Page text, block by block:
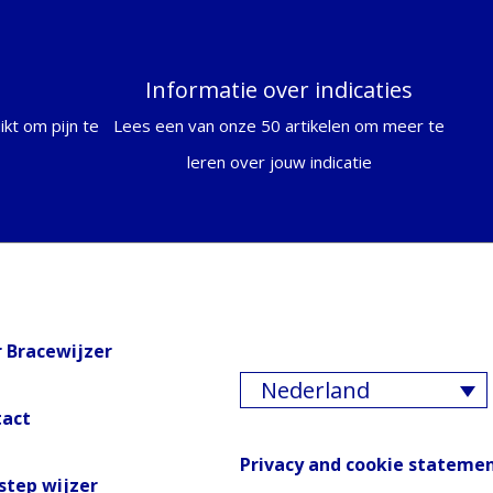
om pijn te
Informatie over indicaties
Lees een van onze 50 artikelen om meer te
leren over jouw indicatie
Bracewijzer
wijzer
Nederland
Privacy and cookie